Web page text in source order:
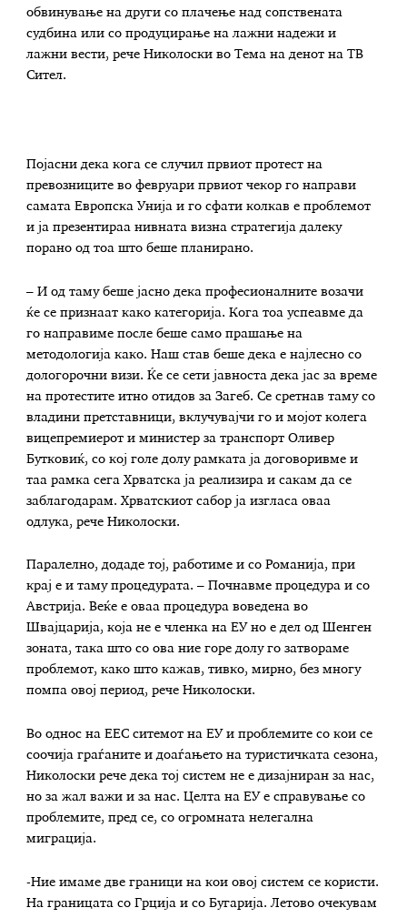
обвинување на други со плачење над сопствената
судбина или со продуцирање на лажни надежи и
лажни вести, рече Николоски во Тема на денот на ТВ
Сител.
Појасни дека кога се случил првиот протест на
превозниците во февруари првиот чекор го направи
самата Европска Унија и го сфати колкав е проблемот
и ја презентираа нивната визна стратегија далеку
порано од тоа што беше планирано.
– И од таму беше јасно дека професионалните возачи
ќе се признаат како категорија. Кога тоа успеавме да
го направиме после беше само прашање на
методологија како. Наш став беше дека е најлесно со
дологорочни визи. Ќе се сети јавноста дека јас за време
на протестите итно отидов за Загеб. Се сретнав таму со
владини претставници, вклучувајчи го и мојот колега
вицепремиерот и министер за транспорт Оливер
Бутковиќ, со кој голе долу рамката ја договоривме и
таа рамка сега Хрватска ја реализира и сакам да се
заблагодарам. Хрватскиот сабор ја изгласа оваа
одлука, рече Николоски.
Паралелно, додаде тој, работиме и со Романија, при
крај е и таму процедурата. – Почнавме процедура и со
Австрија. Веќе е оваа процедура воведена во
Швајцарија, која не е членка на ЕУ но е дел од Шенген
зоната, така што со ова ние горе долу го затвораме
проблемот, како што кажав, тивко, мирно, без многу
помпа овој период, рече Николоски.
Во однос на ЕЕС ситемот на ЕУ и проблемите со кои се
соочија граѓаните и доаѓањето на туристичката сезона,
Николоски рече дека тој систем не е дизајниран за нас,
но за жал важи и за нас. Целта на ЕУ е справување со
проблемите, пред се, со огромната нелегална
миграција.
-Ние имаме две граници на кои овој систем се користи.
На границата со Грција и со Бугарија. Летово очекувам